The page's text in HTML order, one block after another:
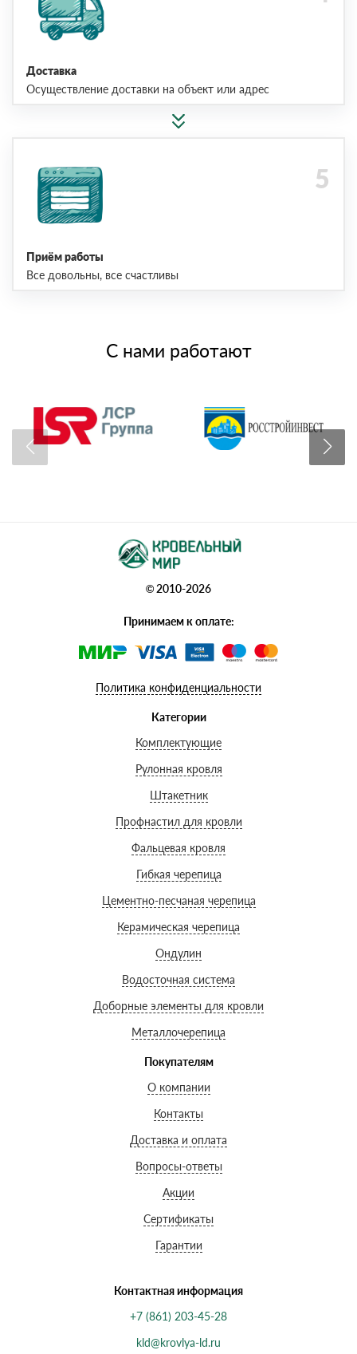
Доставка
Осуществление доставки на объект или адрес
Приём работы
Все довольны, все счастливы
С нами работают
© 2010-2026
Принимаем к оплате:
Политика конфиденциальности
Категории
Комплектующие
Рулонная кровля
Штакетник
Профнастил для кровли
Фальцевая кровля
Гибкая черепица
Цементно-песчаная черепица
Керамическая черепица
Ондулин
Водосточная система
Доборные элементы для кровли
Металлочерепица
Покупателям
О компании
Контакты
Доставка и оплата
Вопросы-ответы
Акции
Сертификаты
Гарантии
Контактная информация
+7 (861) 203-45-28
kld@krovlya-ld.ru